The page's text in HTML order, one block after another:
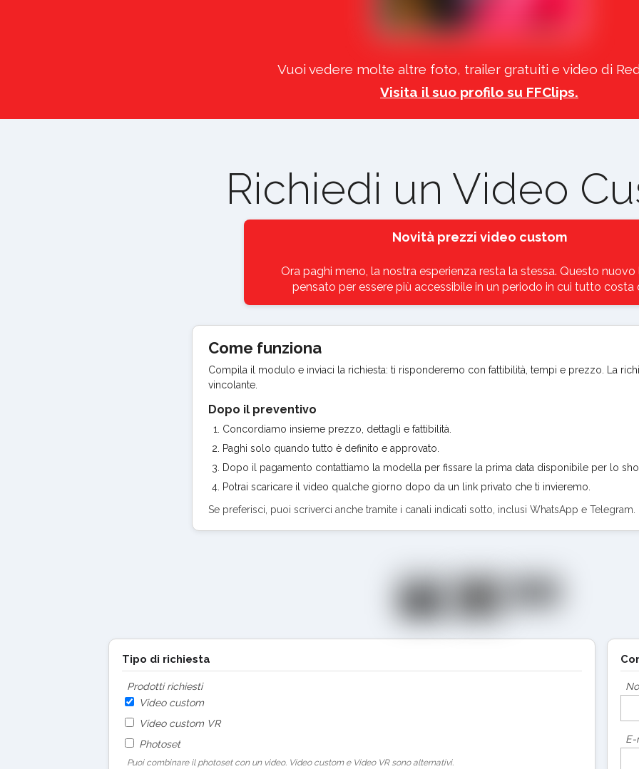
Vuoi vedere molte altre foto, trailer gratuiti e video di
Visita il suo profilo su FFClips.
Richiedi un Video
Novità prezzi video custom
Ora paghi meno, la nostra esperienza resta la stessa. Questo nuovo
pensato per essere più accessibile in un periodo in cui tutto costa
Come funziona
Compila il modulo e inviaci la richiesta: ti risponderemo con fattibilità, tempi e prezzo. La
vincolante.
Dopo il preventivo
Concordiamo insieme prezzo, dettagli e fattibilità.
Paghi solo quando tutto è definito e approvato.
Dopo il pagamento contattiamo la modella per fissare la prima data disponibile per lo
Potrai scaricare il video qualche giorno dopo da un link privato che ti invieremo.
Se preferisci, puoi scriverci anche tramite i canali indicati sotto, inclusi WhatsApp e Telegram.
Tipo di richiesta
Prodotti richiesti
Video custom
Video custom VR
Photoset
Puoi combinare il photoset con un video. Video custom e Video VR sono alternativi.
E-